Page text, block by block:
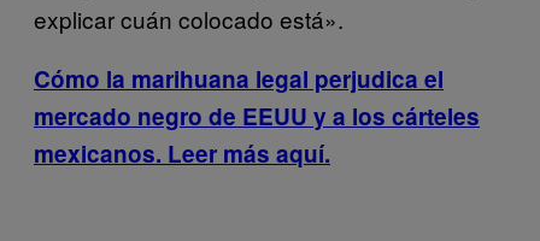
explicar cuán colocado está».
Cómo la marihuana legal perjudica el
mercado negro de EEUU y a los cárteles
mexicanos. Leer más aquí.